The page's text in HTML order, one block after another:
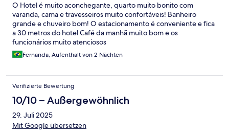
O Hotel é muito aconchegante, quarto muito bonito com
varanda, cama e travesseiros muito confortáveis! Banheiro
grande e chuveiro bom! O estacionamento é conveniente e fica
a 30 metros do hotel Café da manhã muito bom e os
funcionários muito atenciosos
Fernanda, Aufenthalt von 2 Nächten
Verifizierte Bewertung
10/10 – Außergewöhnlich
29. Juli 2025
Mit Google übersetzen